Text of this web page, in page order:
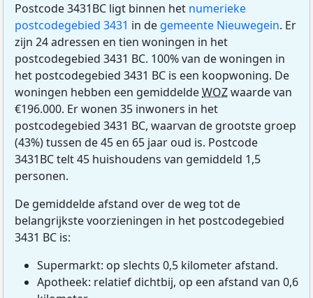
Postcode 3431BC ligt binnen het numerieke
postcodegebied 3431 in de gemeente Nieuwegein. Er
zijn 24 adressen en tien woningen in het
postcodegebied 3431 BC. 100% van de woningen in
het postcodegebied 3431 BC is een koopwoning. De
woningen hebben een gemiddeldeWOZwaarde van
€196.000. Er wonen 35 inwoners in het
postcodegebied 3431 BC, waarvan de grootste groep
(43%) tussen de 45 en 65 jaar oud is. Postcode
3431BC telt 45 huishoudens van gemiddeld 1,5
personen.
De gemiddelde afstand over de weg tot de
belangrijkste voorzieningen in het postcodegebied
3431 BC is:
Supermarkt: op slechts 0,5 kilometer afstand.
Apotheek: relatief dichtbij, op een afstand van 0,6